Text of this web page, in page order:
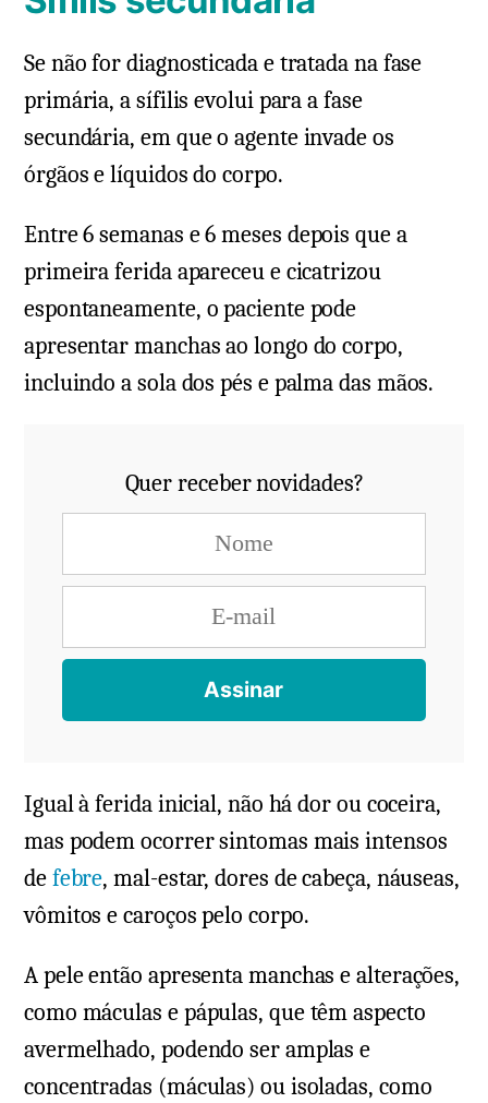
Se não for diagnosticada e tratada na fase
primária, a sífilis evolui para a fase
secundária, em que o agente invade os
órgãos e líquidos do corpo.
Entre 6 semanas e 6 meses depois que a
primeira ferida apareceu e cicatrizou
espontaneamente, o paciente pode
apresentar manchas ao longo do corpo,
incluindo a sola dos pés e palma das mãos.
Quer receber novidades?
Igual à ferida inicial, não há dor ou coceira,
mas podem ocorrer sintomas mais intensos
defebre, mal-estar, dores de cabeça, náuseas,
vômitos e caroços pelo corpo.
A pele então apresenta manchas e alterações,
como máculas e pápulas, que têm aspecto
avermelhado, podendo ser amplas e
concentradas (máculas) ou isoladas, como